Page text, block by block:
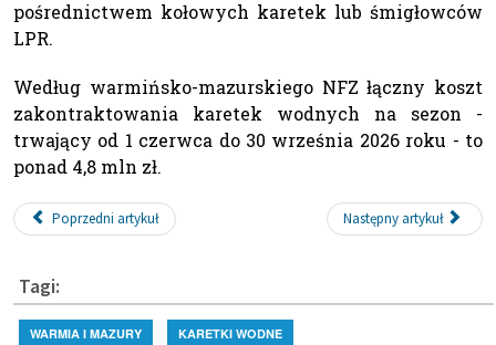
pośrednictwem kołowych karetek lub śmigłowców
LPR.
Według warmińsko-mazurskiego NFZ łączny koszt
zakontraktowania karetek wodnych na sezon -
trwający od 1 czerwca do 30 września 2026 roku - to
ponad 4,8 mln zł.
Poprzedni artykuł Następny artykuł
Tagi:
WARMIA I MAZURY KARETKI WODNE